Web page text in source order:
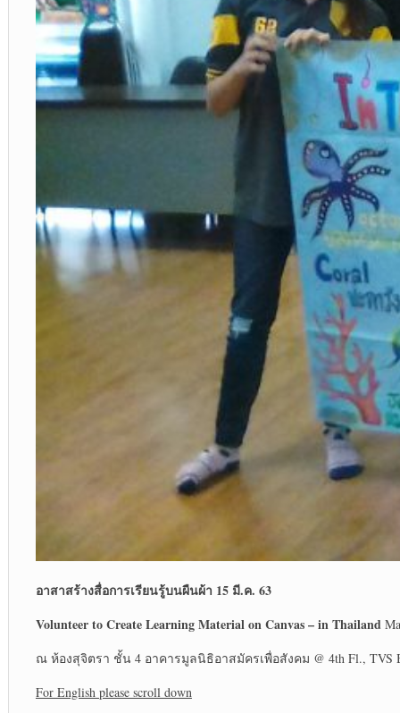
อาสาสร้างสื่อการเรียนรู้บนผืนผ้า 15 มี.ค. 63
Volunteer to Create Learning Material on Canvas– in Thailand
ณ ห้องสุจิตรา ชั้น 4 อาคารมูลนิธิอาสมัครเพื่อสังคม @ 4thFl., TVS
For English please scroll down